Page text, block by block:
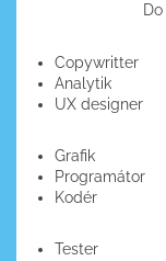
Copywritter
Analytik
UX designer
Grafik
Programátor
Kodér
Tester